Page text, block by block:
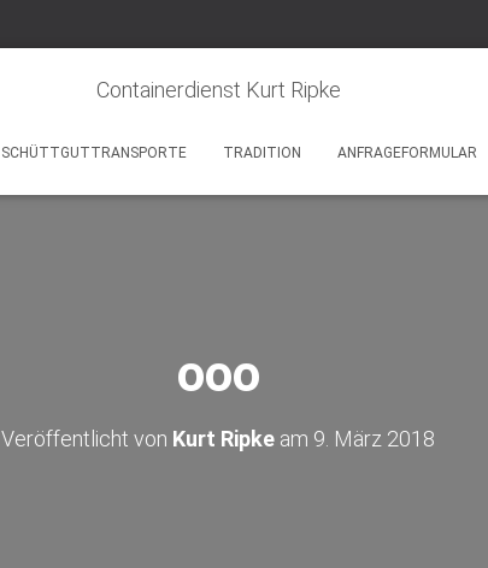
Containerdienst Kurt Ripke
SCHÜTTGUTTRANSPORTE TRADITION ANFRAGEFORMULAR
ooo
Veröffentlicht von Kurt Ripke am 9. März 2018